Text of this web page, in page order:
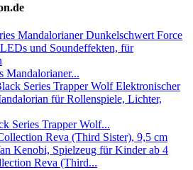
Mandalorianer...
Series Trapper Wolf...
Reva (Third...